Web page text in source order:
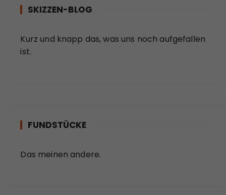
SKIZZEN-BLOG
Kurz und knapp das, was uns noch aufgefallen
ist.
FUNDSTÜCKE
Das meinen andere.